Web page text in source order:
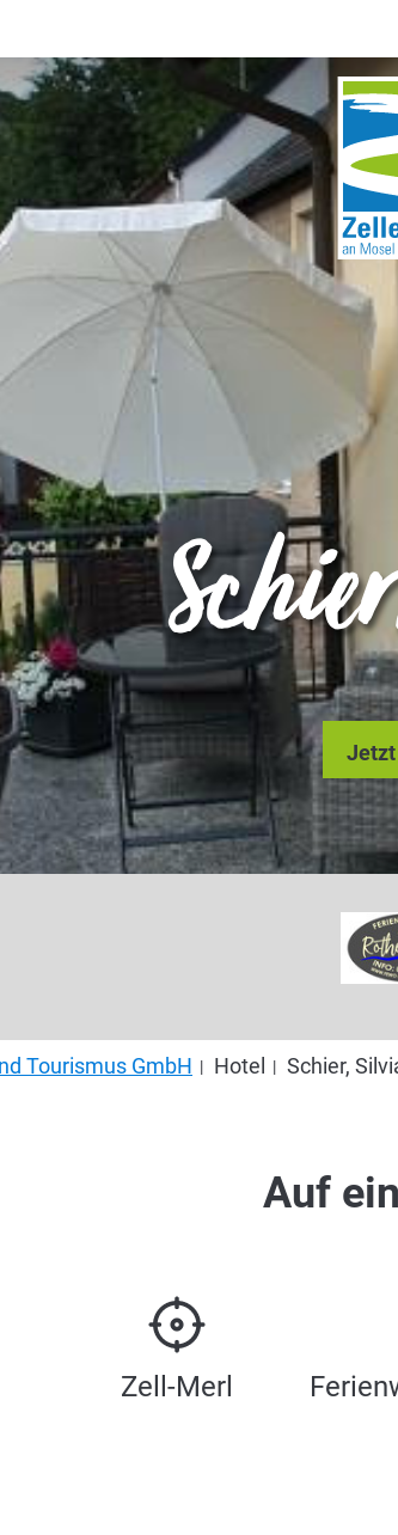
Jetzt
Tourismus GmbH Hotel Schier,
Auf
Zell-Merl